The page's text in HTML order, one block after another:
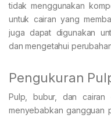
tidak menggunakan
untuk cairan yang
juga dapat digunakan
dan mengetahui
Pengukuran
Pulp, bubur, dan cairan
menyebabkan gangguan